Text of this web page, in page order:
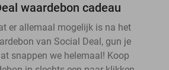
waardebon cadeau
er allemaal mogelijk is na het
van Social Deal, gun je
snappen we helemaal! Koop